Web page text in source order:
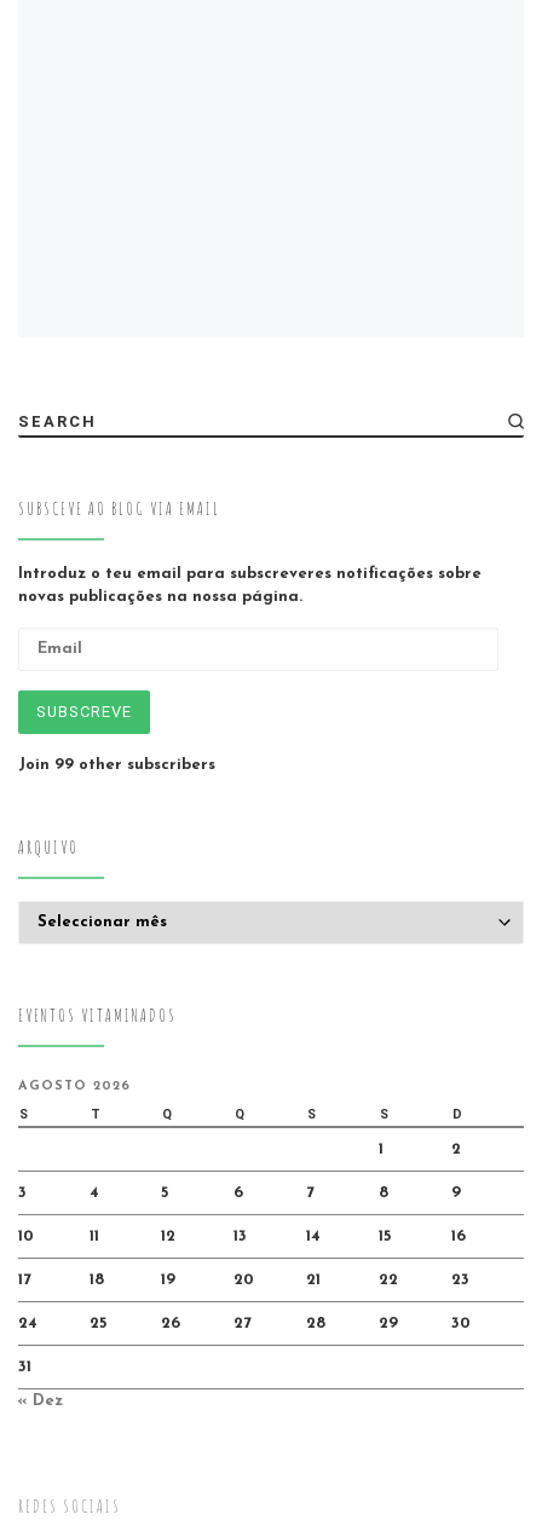
SEARCH
SUBSCEVE AO BLOG VIA EMAIL
Introduz o teu email para subscreveres notificações sobre
novas publicações na nossa página.
SUBSCREVE
Join 99 other subscribers
ARQUIVO
EVENTOS VITAMINADOS
AGOSTO 2026
S T Q Q S S D
1 2
3 4 5 6 7 8 9
10 11 12 13 14 15 16
17 18 19 20 21 22 23
24 25 26 27 28 29 30
31
« Dez
REDES SOCIAIS